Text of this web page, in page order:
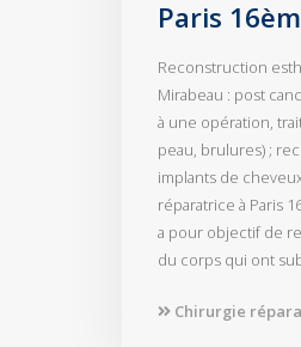
Paris
Reconstruction
Mirabeau : post
à une opération,
peau, brulures) ;
implants de
réparatrice à Paris
a pour objectif de
du corps qui ont
Chirurgie